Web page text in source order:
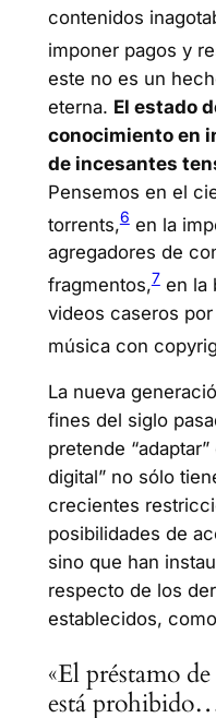
contenidos
imponer pagos y
este no es un
eterna. El estado
conocimiento en
de incesantes
Pensemos en el
torrents,6en la
agregadores de
fragmentos,7en la
videos caseros
música con
La nueva
fines del siglo
pretende
digital” no sólo
crecientes
posibilidades de
sino que han
respecto de los
establecidos,
«El préstamo
está